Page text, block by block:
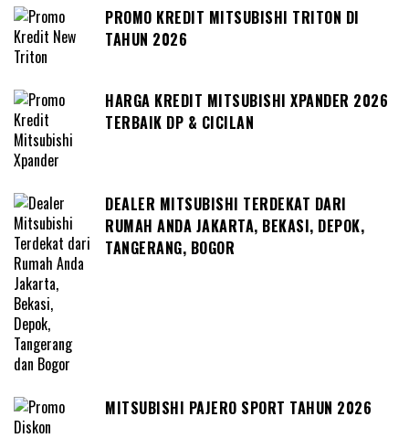
PROMO KREDIT MITSUBISHI TRITON DI
TAHUN 2026
HARGA KREDIT MITSUBISHI XPANDER 2026
TERBAIK DP & CICILAN
DEALER MITSUBISHI TERDEKAT DARI
RUMAH ANDA JAKARTA, BEKASI, DEPOK,
TANGERANG, BOGOR
MITSUBISHI PAJERO SPORT TAHUN 2026